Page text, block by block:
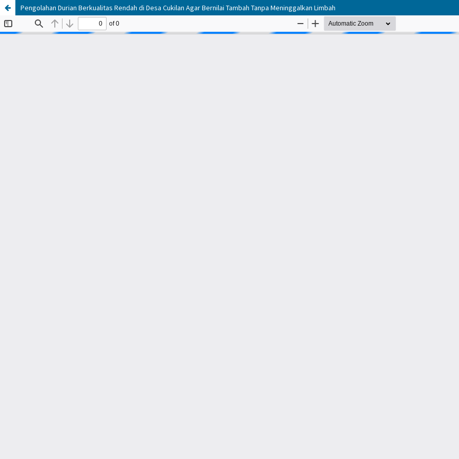
Pengolahan Durian Berkualitas Rendah di Desa Cukilan Agar Bernilai Tambah Tanpa Meninggalkan Limbah